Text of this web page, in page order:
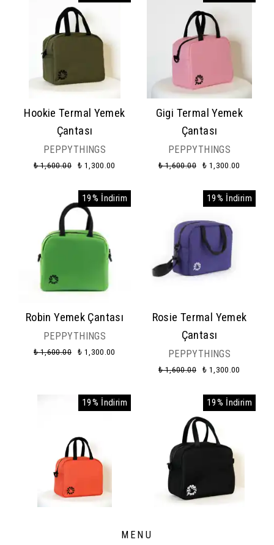
MENU
Hookie Termal Yemek
Çantası
PEPPYTHINGS
₺ 1,600.00 ₺ 1,300.00
Gigi Termal Yemek
Çantası
PEPPYTHINGS
₺ 1,600.00 ₺ 1,300.00
19% İndirim
Robin Yemek Çantası
PEPPYTHINGS
₺ 1,600.00 ₺ 1,300.00
19% İndirim
Rosie Termal Yemek
Çantası
PEPPYTHINGS
₺ 1,600.00 ₺ 1,300.00
19% İndirim 19% İndirim